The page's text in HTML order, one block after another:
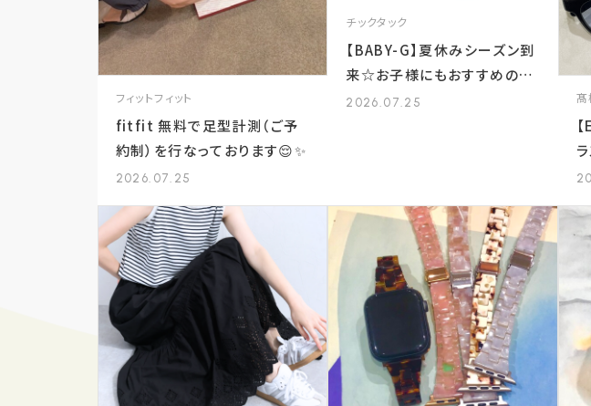
フィットフィット
fitfit 無料で足型計測（ご予
約制）を行なっております😌✨
2026.07.25
チックタック
【BABY-G】夏休みシーズン到
来☆お子様にもおすすめの時
計をご紹介！
2026.07.25 髙